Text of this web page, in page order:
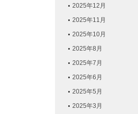
2025年12月
2025年11月
2025年10月
2025年8月
2025年7月
2025年6月
2025年5月
2025年3月